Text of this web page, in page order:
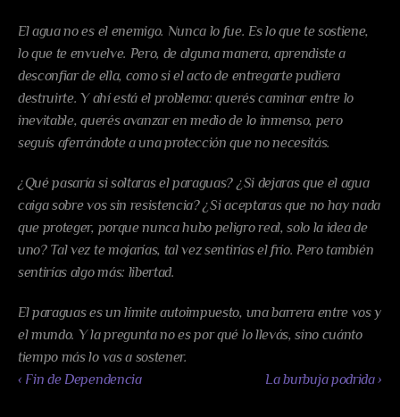
El agua no es el enemigo. Nunca lo fue. Es lo que te sostiene,
lo que te envuelve. Pero, de alguna manera, aprendiste a
desconfiar de ella, como si el acto de entregarte pudiera
destruirte. Y ahí está el problema: querés caminar entre lo
inevitable, querés avanzar en medio de lo inmenso, pero
seguís aferrándote a una protección que no necesitás.
¿Qué pasaría si soltaras el paraguas? ¿Si dejaras que el agua
caiga sobre vos sin resistencia? ¿Si aceptaras que no hay nada
que proteger, porque nunca hubo peligro real, solo la idea de
uno? Tal vez te mojarías, tal vez sentirías el frío. Pero también
sentirías algo más: libertad.
El paraguas es un límite autoimpuesto, una barrera entre vos y
el mundo. Y la pregunta no es por qué lo llevás, sino cuánto
tiempo más lo vas a sostener.
‹ Fin de Dependencia
La burbuja podrida ›